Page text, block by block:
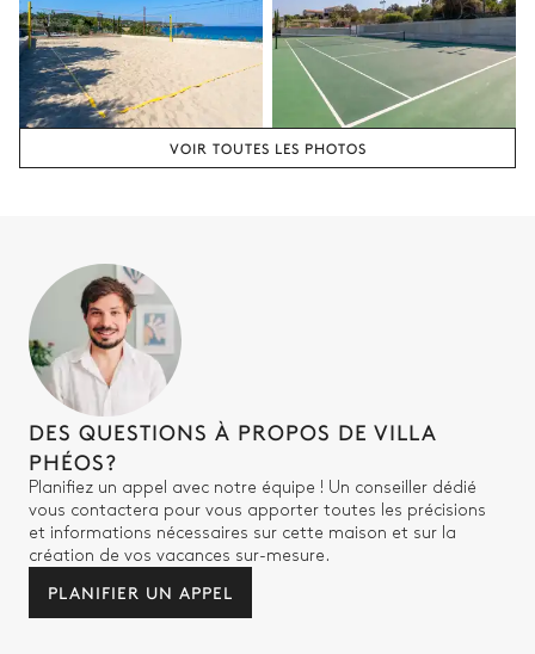
VOIR TOUTES LES PHOTOS
DES QUESTIONS À PROPOS DE VILLA
PHÉOS?
Planifiez un appel avec notre équipe ! Un conseiller dédié
vous contactera pour vous apporter toutes les précisions
et informations nécessaires sur cette maison et sur la
création de vos vacances sur-mesure.
PLANIFIER UN APPEL